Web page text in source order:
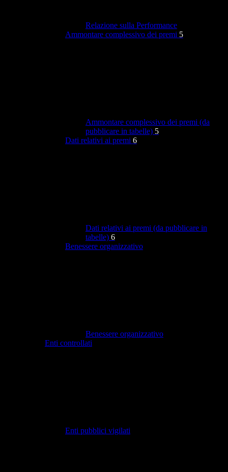
Relazione sulla Performance
Ammontare complessivo dei premi 5
Ammontare complessivo dei premi (da
pubblicare in tabelle) 5
Dati relativi ai premi 6
Dati relativi ai premi (da pubblicare in
tabelle) 6
Benessere organizzativo
Benessere organizzativo
Enti controllati
Enti pubblici vigilati